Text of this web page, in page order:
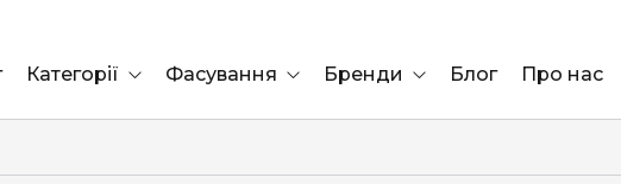
Категорії Фасування Бренди Блог Про нас